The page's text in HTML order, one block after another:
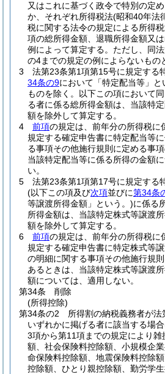
又はこれに基づく政令で特別の定
か、それぞれ所得税法(昭和40年法
税に関する法令の規定による所得
項の総所得金額、退職所得金額又
例によって算定する。 ただし、同
の4までの規定の例によらないもの
3
法第23条第1項第15号に規定する
34条の9において「特定配当等」と
ものを除く。以下この項において
る者に係る総所得金額は、当該特
額を除外して算定する。
4
前項の規定は、前年分の所得税に
規定する確定申告書に特定配当等
る事項その他施行規則に定める事
当該特定配当等に係る所得の金額
い。
5
法第23条第1項第17号に規定する
(以下この項及び次項並びに第34条
等譲渡所得金額」という。)に係る
所得金額は、当該特定株式等譲渡
額を除外して算定する。
6
前項の規定は、前年分の所得税に
規定する確定申告書に特定株式等
の明細に関する事項その他施行規
あるときは、当該特定株式等譲渡
額については、適用しない。
第34条
削除
(所得控除)
第34条の2
所得割の納税義務者が
いずれかに掲げる者に該当する場
3項から第11項までの規定により雑
額、社会保険料控除額、小規模企
命保険料控除額、地震保険料控除
控除額、ひとり親控除額、勤労学